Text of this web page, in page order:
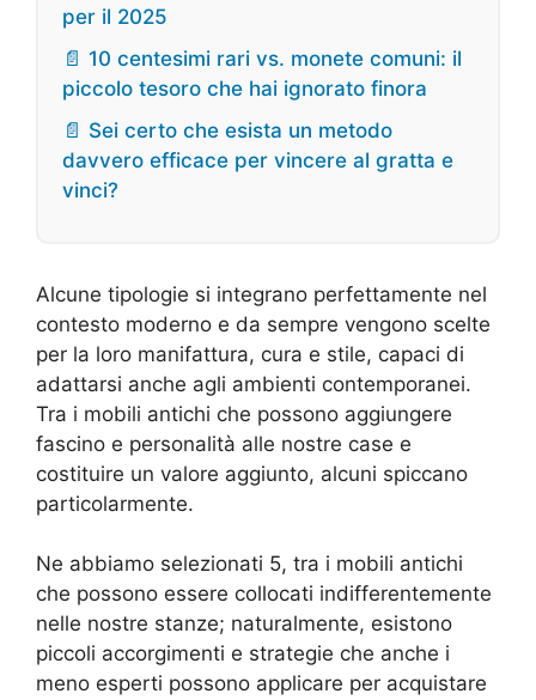
per il 2025
📄 10 centesimi rari vs. monete comuni: il
piccolo tesoro che hai ignorato finora
📄 Sei certo che esista un metodo
davvero efficace per vincere al gratta e
vinci?
Alcune tipologie si integrano perfettamente nel
contesto moderno e da sempre vengono scelte
per la loro manifattura, cura e stile, capaci di
adattarsi anche agli ambienti contemporanei.
Tra i mobili antichi che possono aggiungere
fascino e personalità alle nostre case e
costituire un valore aggiunto, alcuni spiccano
particolarmente.
Ne abbiamo selezionati 5, tra i mobili antichi
che possono essere collocati indifferentemente
nelle nostre stanze; naturalmente, esistono
piccoli accorgimenti e strategie che anche i
meno esperti possono applicare per acquistare